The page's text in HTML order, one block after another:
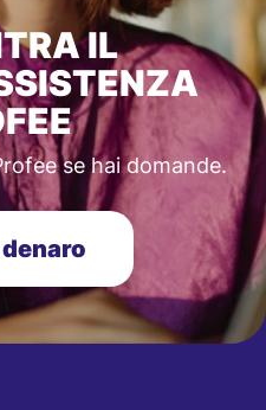
IL
se hai domande.